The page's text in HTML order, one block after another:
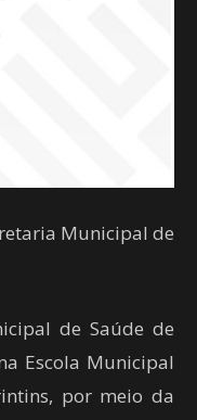
Municipal de
de Saúde de
Escola Municipal
por meio da